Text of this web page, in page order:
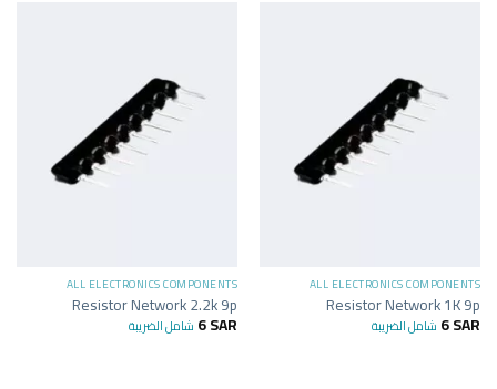
ALL ELECTRONICS COMPONENTS
Resistor Network 1K 9p
6SAR شامل الضريبة
ALL ELECTRONICS COMPONENTS
Resistor Network 2.2k 9p
6SAR شامل الضريبة